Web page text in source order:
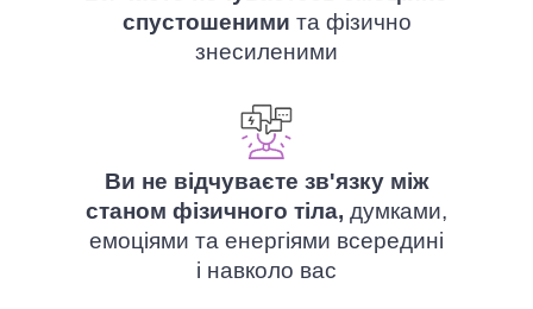
спустошеними та фізично
знесиленими
Ви не відчуваєте зв'язку між
станом фізичного тіла, думками,
емоціями та енергіями всередині
і навколо вас